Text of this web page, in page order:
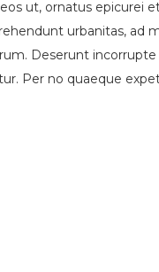
ut, ornatus epicurei
urbanitas, ad
Deserunt
Per no quaeque